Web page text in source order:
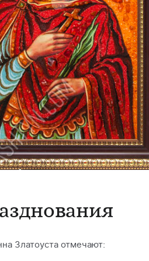
Златоуста отмечают: